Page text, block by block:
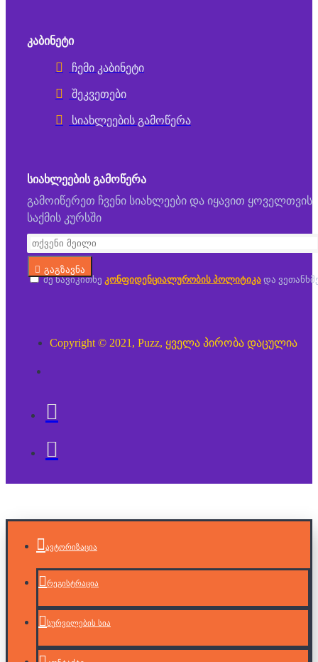
ᲙᲐᲑᲘᲜᲔᲢᲘ
ჩემი კაბინეტი
შეკვეთები
სიახლეების გამოწერა
ᲡᲘᲐᲮᲚᲔᲔᲑᲘᲡ ᲒᲐᲛᲝᲬᲔᲠᲐ
გამოიწერეთ ჩვენი სიახლეები და იყავით ყოველთვის
საქმის კურსში
გაგზავნა
მე წავიკითხე კონფიდენციალურობის პოლიტიკა და
Copyright © 2021, Puzz, ყველა პირობა დაცულია
ავტორიზაცია
რეგისტრაცია
სურვილების სია